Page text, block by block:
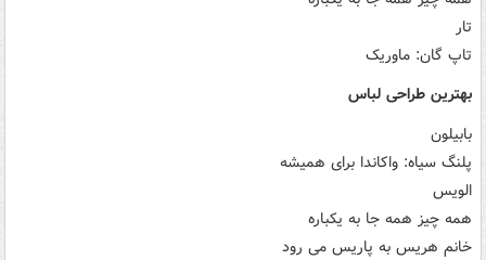
تار
تاپ گان: ماوریک
بهترین طراحی لباس
بابیلون
پلنگ سیاه: واکاندا برای همیشه
الویس
همه چیز همه جا به یکباره
خانم هریس به پاریس می رود